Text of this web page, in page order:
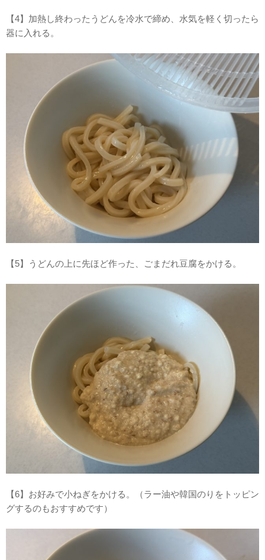
【4】加熱し終わったうどんを冷水で締め、水気を軽く切ったら
器に入れる。
【5】うどんの上に先ほど作った、ごまだれ豆腐をかける。
【6】お好みで小ねぎをかける。（ラー油や韓国のりをトッピン
グするのもおすすめです）